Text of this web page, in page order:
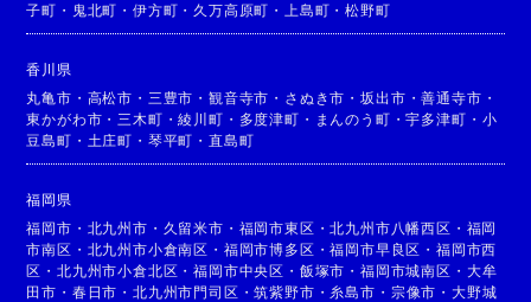
子町 ・ 鬼北町 ・伊方町 ・ 久万高原町 ・ 上島町 ・松野町
香川県
丸亀市 ・ 高松市 ・ 三豊市 ・観音寺市 ・ さぬき市 ・坂出市 ・善通寺市 ・
東かがわ市 ・ 三木町 ・綾川町 ・ 多度津町 ・ まんのう町 ・宇多津町 ・ 小
豆島町 ・ 土庄町 ・ 琴平町 ・直島町
福岡県
福岡市 ・ 北九州市 ・ 久留米市 ・ 福岡市東区 ・北九州市八幡西区 ・ 福岡
市南区 ・ 北九州市小倉南区 ・ 福岡市博多区 ・福岡市早良区 ・福岡市西
区 ・北九州市小倉北区 ・福岡市中央区 ・ 飯塚市 ・福岡市城南区 ・ 大牟
田市 ・ 春日市 ・北九州市門司区 ・筑紫野市 ・ 糸島市 ・ 宗像市 ・ 大野城